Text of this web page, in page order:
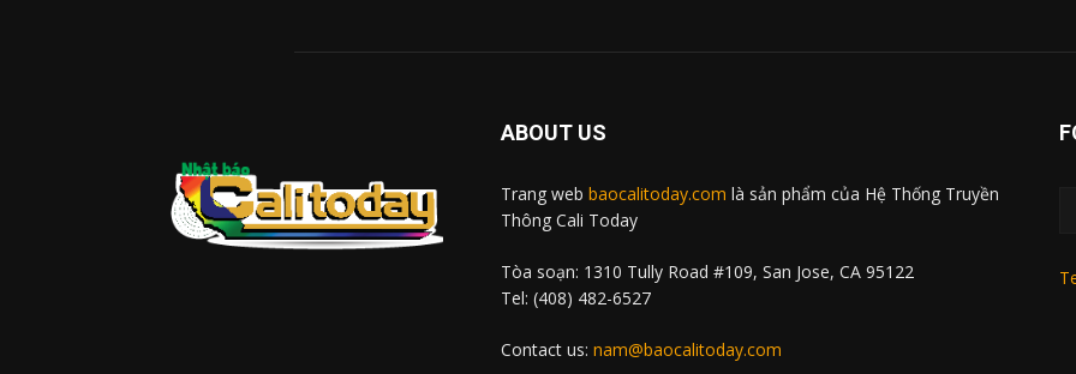
ABOUT US
Trang web baocalitoday.com là sản phẩm của Hệ Thống Truyền
Thông Cali Today
Tòa soạn: 1310 Tully Road #109, San Jose, CA 95122
Tel: (408) 482-6527
Contact us: nam@baocalitoday.com